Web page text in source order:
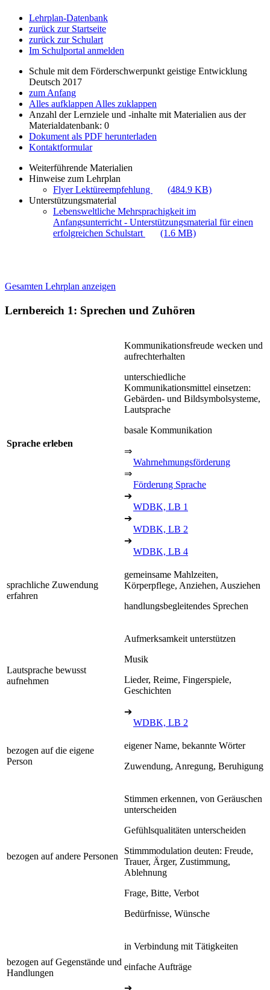
Lehrplan-Datenbank
zurück zur Startseite
zurück zur Schulart
Im Schulportal anmelden
Schule mit dem Förderschwerpunkt geistige Entwicklung
Deutsch 2017
zum Anfang
Alles aufklappen Alles zuklappen
Anzahl der Lernziele und -inhalte mit Materialien aus der
Materialdatenbank: 0
Dokument als PDF herunterladen
Kontaktformular
Weiterführende Materialien
Hinweise zum Lehrplan
Flyer Lektüreempfehlung
(484.9 KB)
Unterstützungsmaterial
Lebensweltliche Mehrsprachigkeit im
Anfangsunterricht - Unterstützungsmaterial für einen
erfolgreichen Schulstart
(1.6 MB)
Gesamten Lehrplan anzeigen
Lernbereich 1: Sprechen und Zuhören
Sprache erleben
Kommunikationsfreude wecken und
aufrechterhalten
unterschiedliche
Kommunikationsmittel einsetzen:
Gebärden- und Bildsymbolsysteme,
Lautsprache
basale Kommunikation
⇒
Wahrnehmungsförderung
⇒
Förderung Sprache
➔
WDBK, LB 1
➔
WDBK, LB 2
➔
WDBK, LB 4
sprachliche Zuwendung
erfahren
gemeinsame Mahlzeiten,
Körperpflege, Anziehen, Ausziehen
handlungsbegleitendes Sprechen
Lautsprache bewusst
aufnehmen
Aufmerksamkeit unterstützen
Musik
Lieder, Reime, Fingerspiele,
Geschichten
➔
WDBK, LB 2
bezogen auf die eigene
Person
eigener Name, bekannte Wörter
Zuwendung, Anregung, Beruhigung
bezogen auf andere Personen
Stimmen erkennen, von Geräuschen
unterscheiden
Gefühlsqualitäten unterscheiden
Stimmmodulation deuten: Freude,
Trauer, Ärger, Zustimmung,
Ablehnung
Frage, Bitte, Verbot
Bedürfnisse, Wünsche
bezogen auf Gegenstände und
Handlungen
in Verbindung mit Tätigkeiten
einfache Aufträge
➔